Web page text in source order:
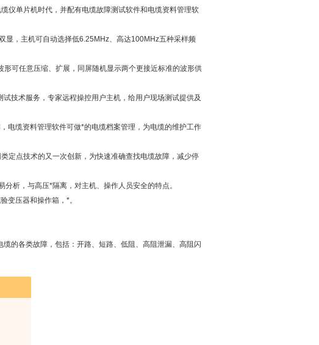
仪单片机时代，并配有电缆故障测试软件和电缆资料管理软
显，主机可自动选择低6.25MHz、高达100MHz五种采样频
可任意压缩、扩展，同屏随机显示两个更接近标准的波形供
技术服务，专家远程操控用户主机，给用户现场测试提供及
电缆资料管理软件可做*的电缆档案管理，为电缆的维护工作
定点技术的又一次创新，为快速准确查找电缆故障，减少停
析，与高压*隔离，对主机、操作人员安全的特点。
变压器和操作箱，*。
的各类故障，包括：开路、短路、低阻、高阻泄漏、高阻闪